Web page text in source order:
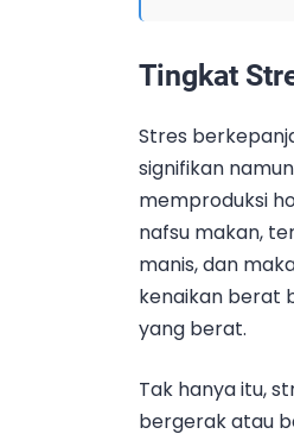
Tingkat
Stres
signifikan
memproduksi
nafsu makan,
manis, dan
kenaikan berat
yang berat.
Tak hanya itu,
bergerak atau